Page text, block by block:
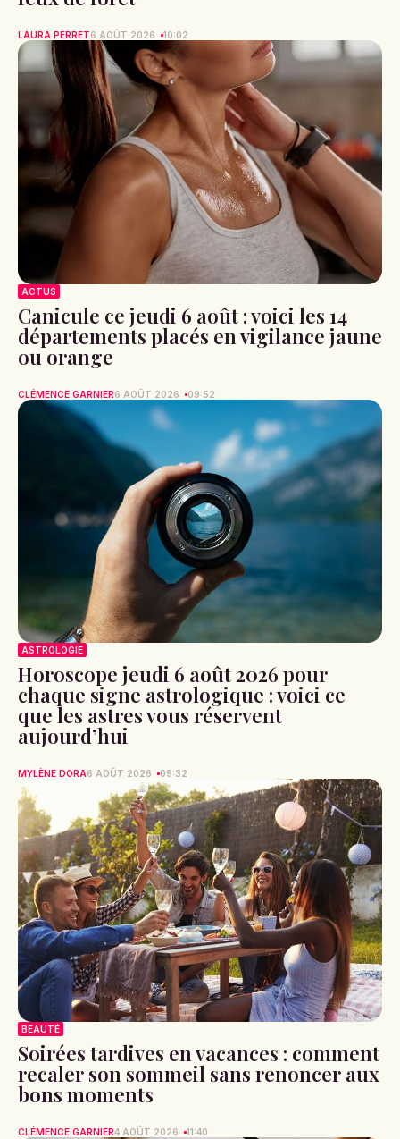
LAURA PERRET6 AOÛT 2026 10:02
ACTUS
Canicule ce jeudi 6 août : voici les 14
départements placés en vigilance jaune
ou orange
CLÉMENCE GARNIER6 AOÛT 2026 09:52
ASTROLOGIE
Horoscope jeudi 6 août 2026 pour
chaque signe astrologique : voici ce
que les astres vous réservent
aujourd’hui
MYLÈNE DORA6 AOÛT 2026 09:32
BEAUTÉ
Soirées tardives en vacances : comment
recaler son sommeil sans renoncer aux
bons moments
CLÉMENCE GARNIER4 AOÛT 2026 11:40